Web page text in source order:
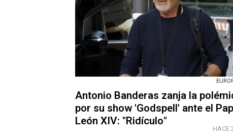
Antonio Banderas zanja la
por su show 'Godspell' ante el
León XIV: "Ridículo"
HACE